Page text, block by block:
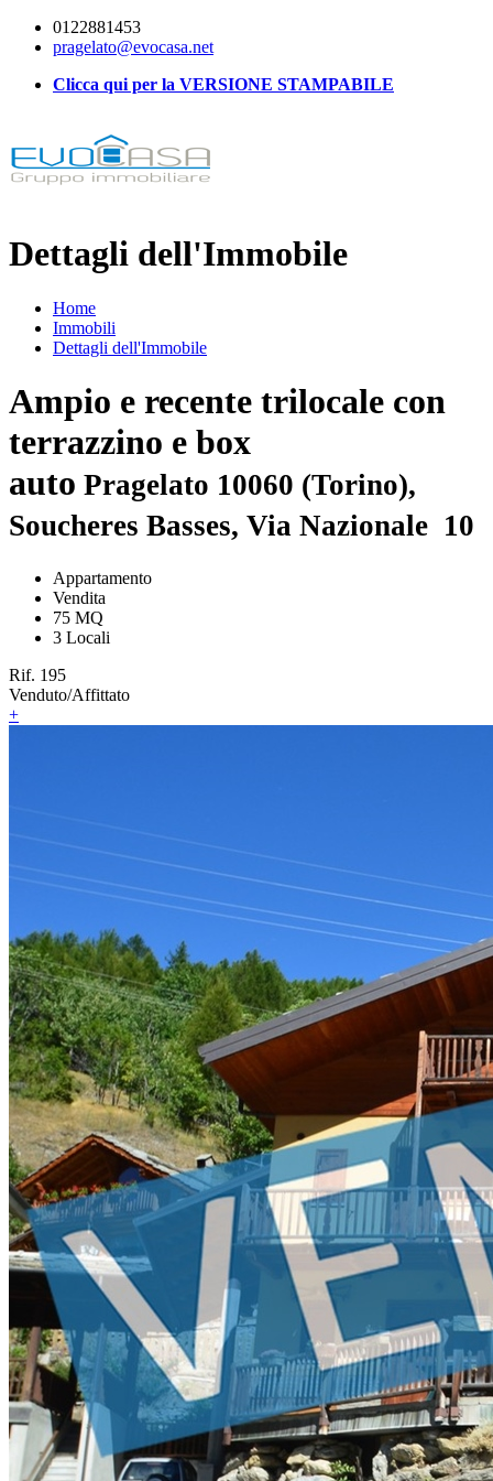
0122881453
pragelato@evocasa.net
Clicca qui per la VERSIONE STAMPABILE
Dettagli dell'Immobile
Home
Immobili
Dettagli dell'Immobile
Ampio e recente trilocale con
terrazzino e box
auto Pragelato 10060 (Torino),
Soucheres Basses, Via Nazionale 10
Appartamento
Vendita
75 MQ
3 Locali
Rif. 195
Venduto/Affittato
+